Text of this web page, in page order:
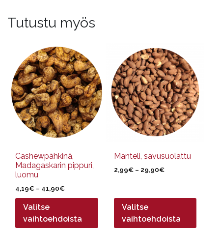
Tutustu myös
Cashewpähkinä,
Madagaskarin pippuri,
luomu
4,19€ – 41,90€Hintaluokka:
4,19€
41,90€
Valitse
vaihtoehdoista
tuotteella
on
useampi
muunnelma.
Voit
tehdä
valinnat
sivulla.
Manteli, savusuolattu
2,99€ – 29,90€Hintaluokka:
29,90€
Valitse
vaihtoehdoista
tuotteella
useampi
muunnelma.
Voit
tehdä
valinnat
sivulla.